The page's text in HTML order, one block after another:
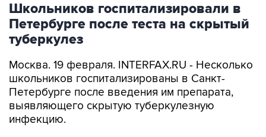
Школьников госпитализировали в
Петербурге после теста на скрытый
туберкулез
Москва. 19 февраля. INTERFAX.RU - Несколько
школьников госпитализированы в Санкт-
Петербурге после введения им препарата,
выявляющего скрытую туберкулезную
инфекцию.